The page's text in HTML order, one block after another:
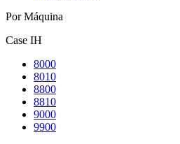
Por Máquina
Case IH
8000
8010
8800
8810
9000
9900